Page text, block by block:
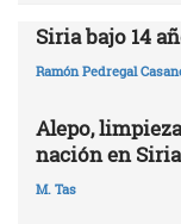
Siria bajo 14
Ramón Pedregal
Alepo,
nación en Siria
M. Tas